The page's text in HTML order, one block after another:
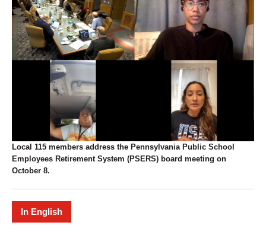
Local 115 members address the Pennsylvania Public School
Employees Retirement System (PSERS) board meeting on
October 8.
In English